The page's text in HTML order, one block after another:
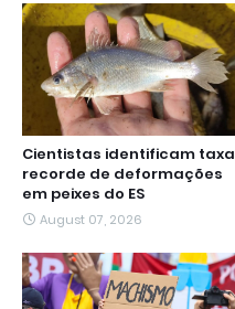
Cientistas identificam taxa
recorde de deformações
em peixes do ES
August 07, 2026